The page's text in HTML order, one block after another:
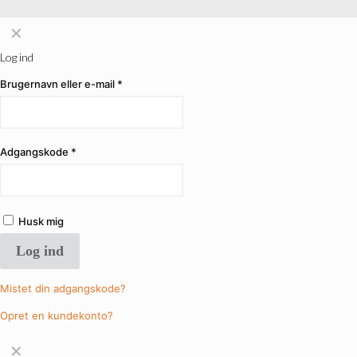
✕
Log ind
Brugernavn eller e-mail *
Adgangskode *
Husk mig
Log ind
Mistet din adgangskode?
Opret en kundekonto?
✕